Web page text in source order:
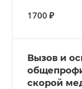
1700 ₽
Вызов и
скорой